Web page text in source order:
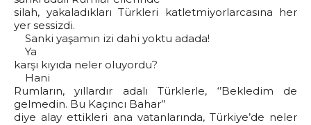
silah, yakaladıkları Türkleri katletmiyorlarcasına her
yer sessizdi.
Sanki yaşamın izi dahi yoktu adada!
Ya
karşı kıyıda neler oluyordu?
Hani
Rumların, yıllardır adalı Türklerle, ‘’Bekledim de
gelmedin. Bu Kaçıncı Bahar’’
diye alay ettikleri ana vatanlarında, Türkiye’de neler